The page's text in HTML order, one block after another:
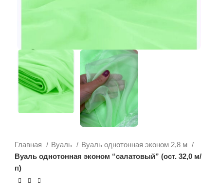
Главная Вуаль
Вуаль однотонная эконом 2,8 м
Вуаль однотонная эконом “салатовый” (ост. 32,0 м/
п)